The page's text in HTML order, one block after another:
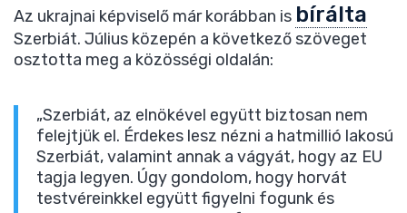
Az ukrajnai képviselő már korábban is bírálta
Szerbiát. Július közepén a következő szöveget
osztotta meg a közösségi oldalán:
„Szerbiát, az elnökével együtt biztosan nem
felejtjük el. Érdekes lesz nézni a hatmillió lakosú
Szerbiát, valamint annak a vágyát, hogy az EU
tagja legyen. Úgy gondolom, hogy horvát
testvéreinkkel együtt figyelni fogunk és